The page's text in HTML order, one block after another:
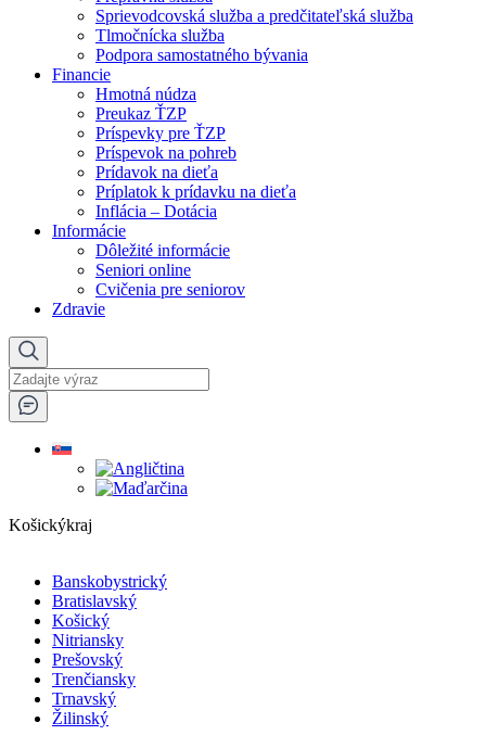
Sprievodcovská služba a predčitateľská služba
Tlmočnícka služba
Podpora samostatného bývania
Financie
Hmotná núdza
Preukaz ŤZP
Príspevky pre ŤZP
Príspevok na pohreb
Prídavok na dieťa
Príplatok k prídavku na dieťa
Inflácia – Dotácia
Informácie
Dôležité informácie
Seniori online
Cvičenia pre seniorov
Zdravie
Košickýkraj
Banskobystrický
Bratislavský
Košický
Nitriansky
Prešovský
Trenčiansky
Trnavský
Žilinský